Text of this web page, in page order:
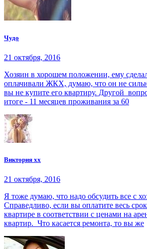
Чудо
21 октября, 2016
Хозяин в хорошем положении, ему
оплачивали ЖКХ, думаю, что он не
вы не купите его квартиру. Другой
итоге - 11 месяцев проживания за 60
Виктория хх
21 октября, 2016
Я тоже думаю, что надо обсудить все с
Справедливо, если вы оплатите весь
квартире в соответствии с ценами на
квартир. Что касается ремонта, то вы же